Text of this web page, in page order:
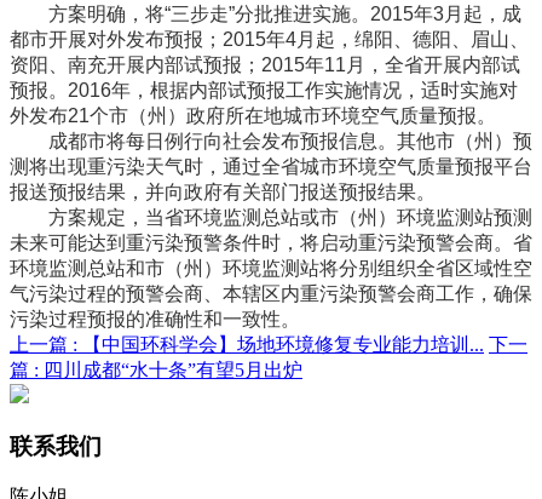
方案明确，将“三步走”分批推进实施。2015年3月起，成
都市开展对外发布预报；2015年4月起，绵阳、德阳、眉山、
资阳、南充开展内部试预报；2015年11月，全省开展内部试
预报。2016年，根据内部试预报工作实施情况，适时实施对
外发布21个市（州）政府所在地城市环境空气质量预报。
成都市将每日例行向社会发布预报信息。其他市（州）预
测将出现重污染天气时，通过全省城市环境空气质量预报平台
报送预报结果，并向政府有关部门报送预报结果。
方案规定，当省环境监测总站或市（州）环境监测站预测
未来可能达到重污染预警条件时，将启动重污染预警会商。省
环境监测总站和市（州）环境监测站将分别组织全省区域性空
气污染过程的预警会商、本辖区内重污染预警会商工作，确保
污染过程预报的准确性和一致性。
上一篇 :
【中国环科学会】场地环境修复专业能力培训... 下一
篇 : 四川成都“水十条”有望5月出炉
联系我们